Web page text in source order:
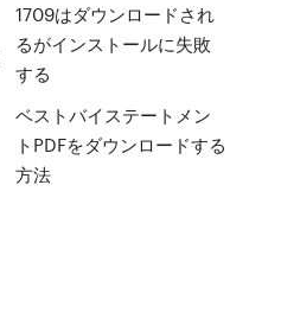
1709はダウンロードされ
るがインストールに失敗
する
ベストバイステートメン
トPDFをダウンロードする
方法